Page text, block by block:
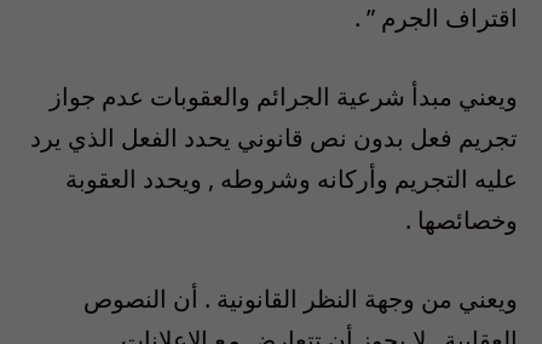
اقتراف الجرم ” .
ويعني مبدأ شرعية الجرائم والعقوبات عدم جواز
تجريم فعل بدون نص قانوني يحدد الفعل الذي يرد
عليه التجريم وأركانه وشروطه , ويحدد العقوبة
وخصائصها .
ويعني من وجهة النظر القانونية . أن النصوص